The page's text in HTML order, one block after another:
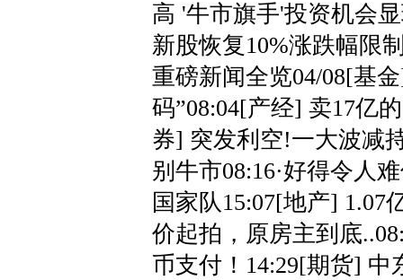
高 '牛市旗手'投资机会
新股恢复10%涨跌幅限
重磅新闻全览04/08[基
码”08:04[产经] 卖17亿的
券] 突发利空!一大波减
别牛市08:16·好得令人
国家队15:07[地产] 1.07
价起拍，原房主到底
币支付！14:29[期货] 中